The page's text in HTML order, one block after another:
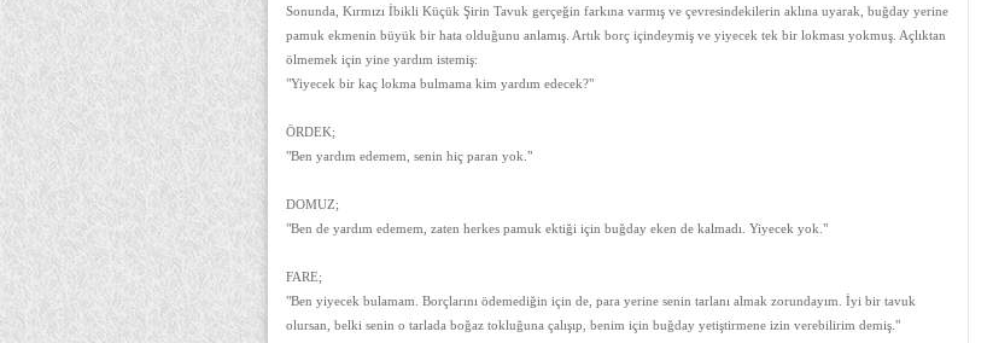
Sonunda, Kırmızı İbikli Küçük Şirin Tavuk gerçeğin farkına varmış ve çevresindekilerin aklına uyarak, buğday yerine
pamuk ekmenin büyük bir hata olduğunu anlamış. Artık borç içindeymiş ve yiyecek tek bir lokması yokmuş. Açlıktan
ölmemek için yine yardım istemiş:
"Yiyecek bir kaç lokma bulmama kim yardım edecek?"
ÖRDEK;
"Ben yardım edemem, senin hiç paran yok."
DOMUZ;
"Ben de yardım edemem, zaten herkes pamuk ektiği için buğday eken de kalmadı. Yiyecek yok."
FARE;
"Ben yiyecek bulamam. Borçlarını ödemediğin için de, para yerine senin tarlanı almak zorundayım. İyi bir tavuk
olursan, belki senin o tarlada boğaz tokluğuna çalışıp, benim için buğday yetiştirmene izin verebilirim demiş."